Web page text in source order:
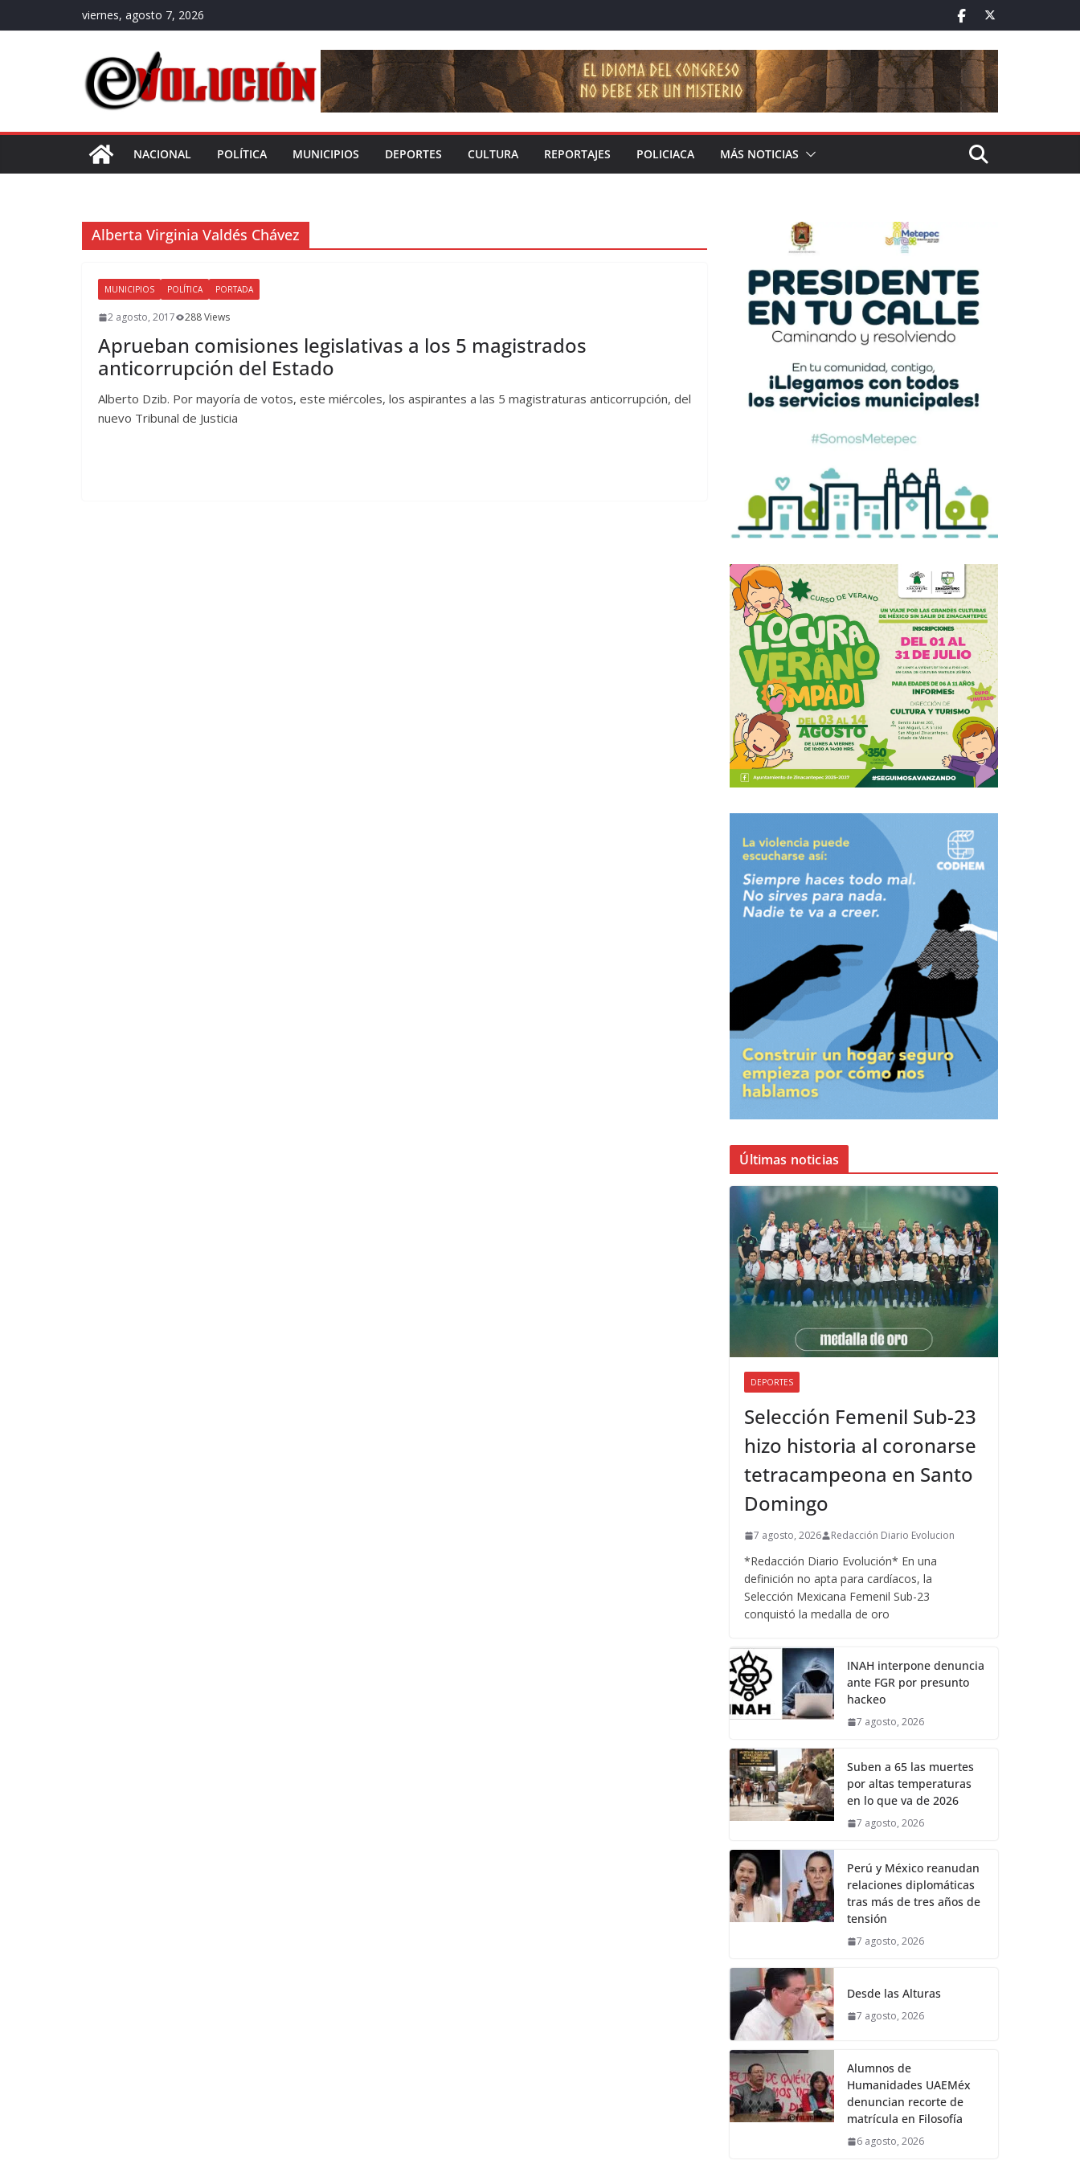
al
viernes, agosto 7, 2026
NACIONAL POLÍTICA MUNICIPIOS DEPORTES CULTURA REPORTAJES POLICIACA MÁS NOTICIAS
Alberta Virginia Valdés Chávez
MUNICIPIOS POLÍTICA PORTADA
2 agosto, 2017 288 Views
Aprueban comisiones legislativas a los 5 magistrados
anticorrupción del Estado
Alberto Dzib. Por mayoría de votos, este miércoles, los aspirantes a las 5 magistraturas anticorrupción, del
nuevo Tribunal de Justicia
Últimas noticias
DEPORTES
Selección Femenil Sub-23
hizo historia al coronarse
tetracampeona en Santo
Domingo
7 agosto, 2026 Redacción Diario Evolucion
*Redacción Diario Evolución* En una
definición no apta para cardíacos, la
Selección Mexicana Femenil Sub-23
conquistó la medalla de oro
INAH interpone denuncia
ante FGR por presunto
hackeo
7 agosto, 2026
Suben a 65 las muertes
por altas temperaturas
en lo que va de 2026
7 agosto, 2026
Perú y México reanudan
relaciones diplomáticas
tras más de tres años de
tensión
7 agosto, 2026
Desde las Alturas
7 agosto, 2026
Alumnos de
Humanidades UAEMéx
denuncian recorte de
matrícula en Filosofía
6 agosto, 2026